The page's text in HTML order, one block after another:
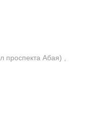
проспекта Абая) ,